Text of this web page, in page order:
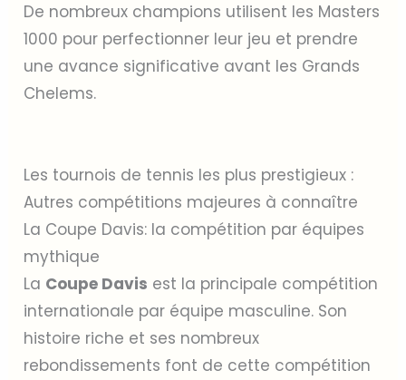
De nombreux champions utilisent les Masters
1000 pour perfectionner leur jeu et prendre
une avance significative avant les Grands
Chelems.
Les tournois de tennis les plus prestigieux :
Autres compétitions majeures à connaître
La Coupe Davis: la compétition par équipes
mythique
La Coupe Davis est la principale compétition
internationale par équipe masculine. Son
histoire riche et ses nombreux
rebondissements font de cette compétition